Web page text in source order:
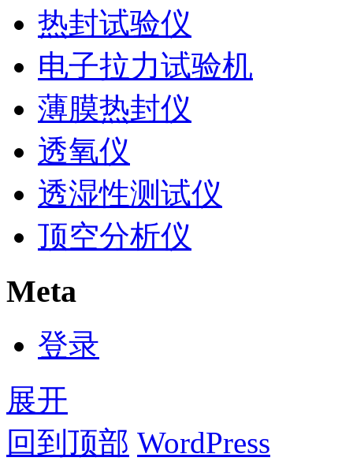
热封试验仪
电子拉力试验机
薄膜热封仪
透氧仪
透湿性测试仪
顶空分析仪
Meta
登录
展开
回到顶部 WordPress